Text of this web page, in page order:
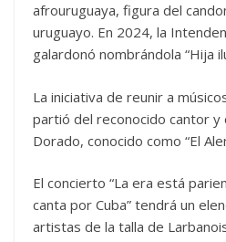
afrouruguaya, figura del
uruguayo. En 2024, la
galardonó nombrándola “Hija
La iniciativa de reunir a
partió del reconocido cantor
Dorado, conocido como “El
El concierto “La era está
canta por Cuba” tendrá un
artistas de la talla de